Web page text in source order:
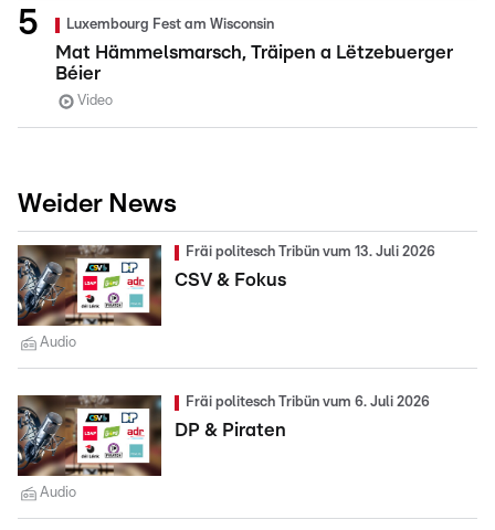
Luxembourg Fest am Wisconsin
Mat Hämmelsmarsch, Träipen a Lëtzebuerger
Béier
Video
Weider News
Fräi politesch Tribün vum 13. Juli 2026
CSV & Fokus
Audio
Fräi politesch Tribün vum 6. Juli 2026
DP & Piraten
Audio